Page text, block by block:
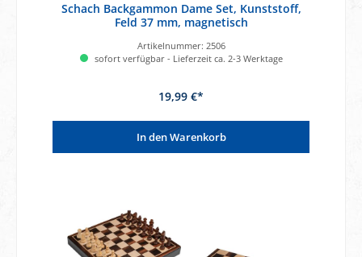
Schach Backgammon Dame Set, Kunststoff,
Feld 37 mm, magnetisch
Artikelnummer: 2506
sofort verfügbar - Lieferzeit ca. 2-3 Werktage
19,99 €*
In den Warenkorb